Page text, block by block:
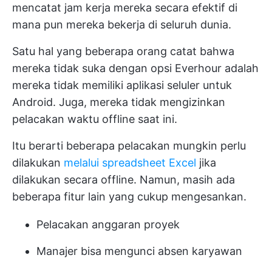
mencatat jam kerja mereka secara efektif di
mana pun mereka bekerja di seluruh dunia.
Satu hal yang beberapa orang catat bahwa
mereka tidak suka dengan opsi Everhour adalah
mereka tidak memiliki aplikasi seluler untuk
Android. Juga, mereka tidak mengizinkan
pelacakan waktu offline saat ini.
Itu berarti beberapa pelacakan mungkin perlu
dilakukan melalui spreadsheet Excel jika
dilakukan secara offline. Namun, masih ada
beberapa fitur lain yang cukup mengesankan.
Pelacakan anggaran proyek
Manajer bisa mengunci absen karyawan